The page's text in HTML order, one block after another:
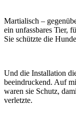
Martialisch –
ein unfassbares Tier,
Sie schützte die
Und die Installation
beeindruckend. Auf
waren sie Schutz,
verletzte.